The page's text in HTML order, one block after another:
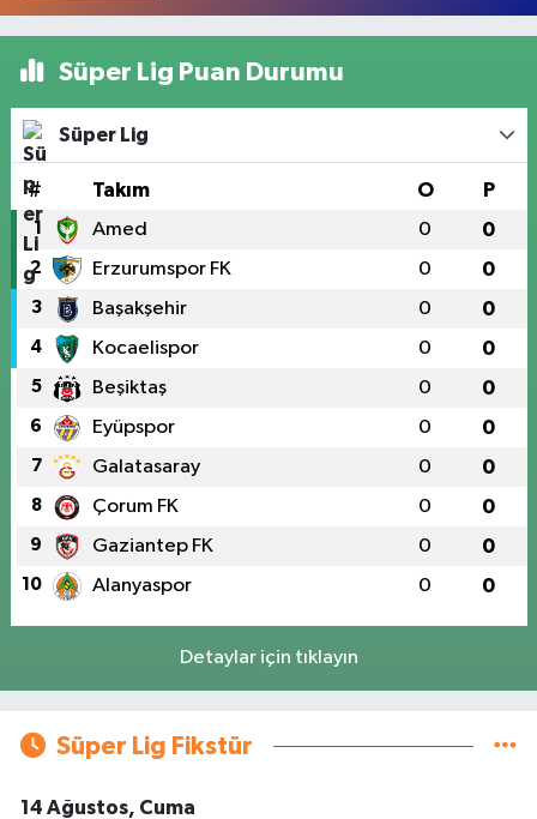
Süper Lig Puan Durumu
Süper Lig
# Takım O P
1 Amed 0 0
2 Erzurumspor FK 0 0
3 Başakşehir 0 0
4 Kocaelispor 0 0
5 Beşiktaş 0 0
6 Eyüpspor 0 0
7 Galatasaray 0 0
8 Çorum FK 0 0
9 Gaziantep FK 0 0
10 Alanyaspor 0 0
Detaylar için tıklayın
Süper Lig Fikstür
14 Ağustos, Cuma